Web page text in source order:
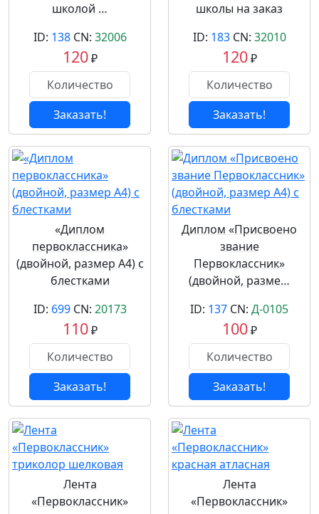
школой …
ID: 138CN: 32006
120₽
Заказать!
школы на заказ
ID: 183CN: 32010
120₽
Заказать!
«Диплом
первоклассника»
(двойной, размер А4) с
блестками
ID: 699CN: 20173
110₽
Заказать!
Диплом «Присвоено
звание
Первоклассник»
(двойной, разме…
ID: 137 CN: Д-0105
100₽
Заказать!
Лента
«Первоклассник»
Лента
«Первоклассник»